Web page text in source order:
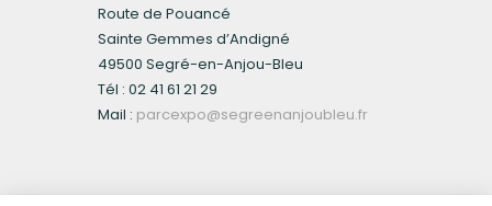
Route de Pouancé
Sainte Gemmes d’Andigné
49500 Segré-en-Anjou-Bleu
Tél : 02 41 61 21 29
Mail : parcexpo@segreenanjoubleu.fr